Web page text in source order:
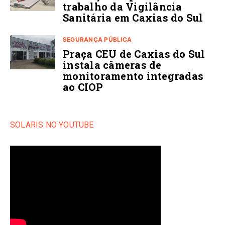
trabalho da Vigilância
Sanitária em Caxias do Sul
SEGURANÇA PÚBLICA
Praça CEU de Caxias do Sul
instala câmeras de
monitoramento integradas
ao CIOP
SOLARIS NO YOUTUBE